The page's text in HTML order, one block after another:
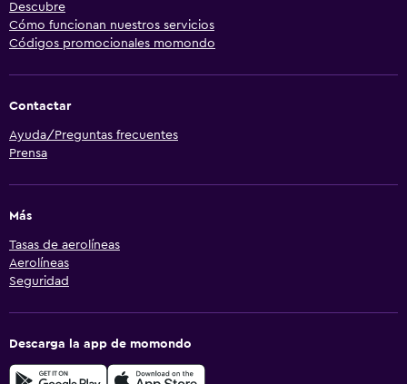
Descubre
Cómo funcionan nuestros servicios
Códigos promocionales momondo
Contactar
Ayuda/Preguntas frecuentes
Prensa
Más
Tasas de aerolíneas
Aerolíneas
Seguridad
Descarga la app de momondo